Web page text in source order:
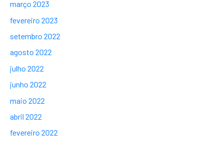
março 2023
fevereiro 2023
setembro 2022
agosto 2022
julho 2022
junho 2022
maio 2022
abril 2022
fevereiro 2022